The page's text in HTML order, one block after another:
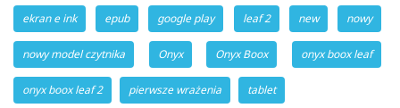
ekran e ink epub google play leaf 2 new nowy
nowy model czytnika Onyx Onyx Boox onyx boox leaf
onyx boox leaf 2 pierwsze wrażenia tablet